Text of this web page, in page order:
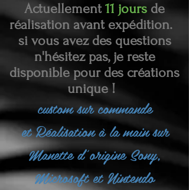
Actuellement 11 jours de
réalisation avant expédition.
si vous avez des questions
n'hésitez pas, je reste
disponible pour des créations
unique !
custom sur commande
etRéalisation à la main sur
Manette d'origine Sony,
Microsoft et Nintendo